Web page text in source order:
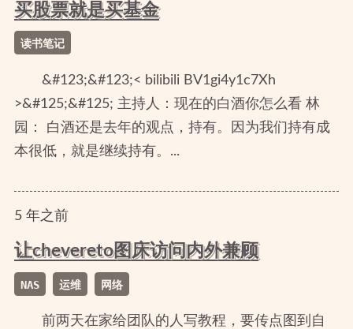
买股票就是买基金
读书笔记
&#123;&#123;< bilibili BV1gi4y1c7Xh
>&#125;&#125; 主持人：现在的白酒你怎么看 林
园： 白酒还是去年的观点，持有。因为我们持有成
本很低，就是继续持有。...
5年之前
让chevereto图床访问内外兼顾
NAS 运维 网络
前两天在家给团队的人写教程，要传点图到自